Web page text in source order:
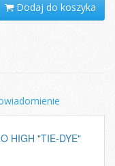
Dodaj do koszyka
HIGH "TIE-DYE"